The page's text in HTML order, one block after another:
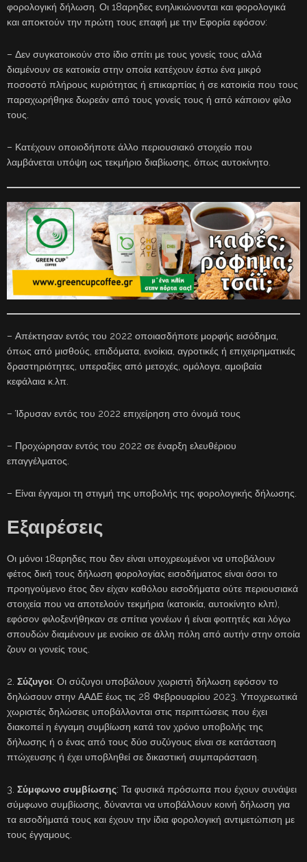
φορολογική δήλωση. Οι 18αρηδες ενηλικιώνονται και φορολογικά
και αποκτούν την πρώτη τους επαφή με την Εφορία εφόσον:
– Δεν συγκατοικούν στο ίδιο σπίτι με τους γονείς τους αλλά
διαμένουν σε κατοικία στην οποία κατέχουν έστω ένα μικρό
ποσοστό πλήρους κυριότητας ή επικαρπίας ή σε κατοικία που τους
παραχωρήθηκε δωρεάν από τους γονείς τους ή από κάποιον φίλο
τους.
– Κατέχουν οποιοδήποτε άλλο περιουσιακό στοιχείο που
λαμβάνεται υπόψη ως τεκμήριο διαβίωσης, όπως αυτοκίνητο.
– Απέκτησαν εντός του 2022 οποιασδήποτε μορφής εισόδημα,
όπως από μισθούς, επιδόματα, ενοίκια, αγροτικές ή επιχειρηματικές
δραστηριότητες, υπεραξίες από μετοχές, ομόλογα, αμοιβαία
κεφάλαια κ.λπ.
– Ίδρυσαν εντός του 2022 επιχείρηση στο όνομά τους
– Προχώρησαν εντός του 2022 σε έναρξη ελευθέριου
επαγγέλματος.
– Είναι έγγαμοι τη στιγμή της υποβολής της φορολογικής δήλωσης.
Εξαιρέσεις
Οι μόνοι 18αρηδες που δεν είναι υποχρεωμένοι να υποβάλουν
φέτος δική τους δήλωση φορολογίας εισοδήματος είναι όσοι το
προηγούμενο έτος δεν είχαν καθόλου εισοδήματα ούτε περιουσιακά
στοιχεία που να αποτελούν τεκμήρια (κατοικία, αυτοκίνητο κλπ),
εφόσον φιλοξενήθηκαν σε σπίτια γονέων ή είναι φοιτητές και λόγω
σπουδών διαμένουν με ενοίκιο σε άλλη πόλη από αυτήν στην οποία
ζουν οι γονείς τους.
2. Σύζυγοι: Οι σύζυγοι υποβάλουν χωριστή δήλωση εφόσον το
δηλώσουν στην ΑΑΔΕ έως τις 28 Φεβρουαρίου 2023. Υποχρεωτικά
χωριστές δηλώσεις υποβάλλονται στις περιπτώσεις που έχει
διακοπεί η έγγαμη συμβίωση κατά τον χρόνο υποβολής της
δήλωσης ή ο ένας από τους δύο συζύγους είναι σε κατάσταση
πτώχευσης ή έχει υποβληθεί σε δικαστική συμπαράσταση.
3. Σύμφωνο συμβίωσης: Τα φυσικά πρόσωπα που έχουν συνάψει
σύμφωνο συμβίωσης, δύνανται να υποβάλλουν κοινή δήλωση για
τα εισοδήματά τους και έχουν την ίδια φορολογική αντιμετώπιση με
τους έγγαμους.